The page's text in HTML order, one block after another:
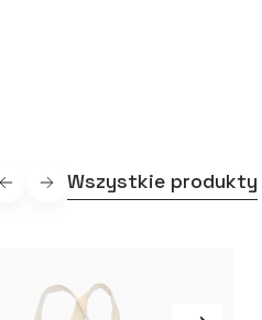
Wszystkie produkty